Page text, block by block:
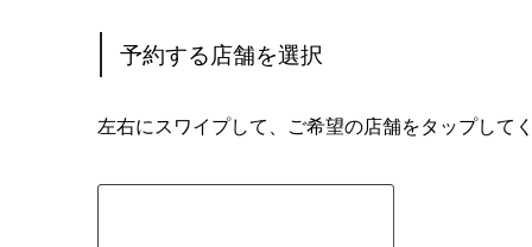
予約する店舗を選択
左右にスワイプして、ご希望の店舗をタップしてく